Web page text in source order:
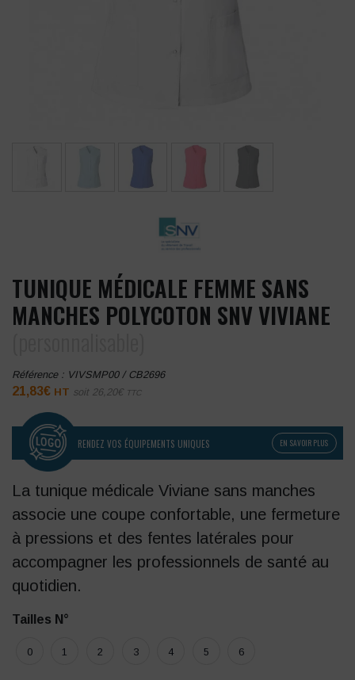
TUNIQUE MÉDICALE FEMME SANS
MANCHES POLYCOTON SNV VIVIANE
Référence : VIVSMP00 / CB2696
21,83€ HT soit 26,20€ TTC
RENDEZ VOS ÉQUIPEMENTS UNIQUES EN SAVOIR PLUS
La tunique médicale Viviane sans manches
associe une coupe confortable, une fermeture
à pressions et des fentes latérales pour
accompagner les professionnels de santé au
quotidien.
Tailles N°
0 1 2 3 4 5 6